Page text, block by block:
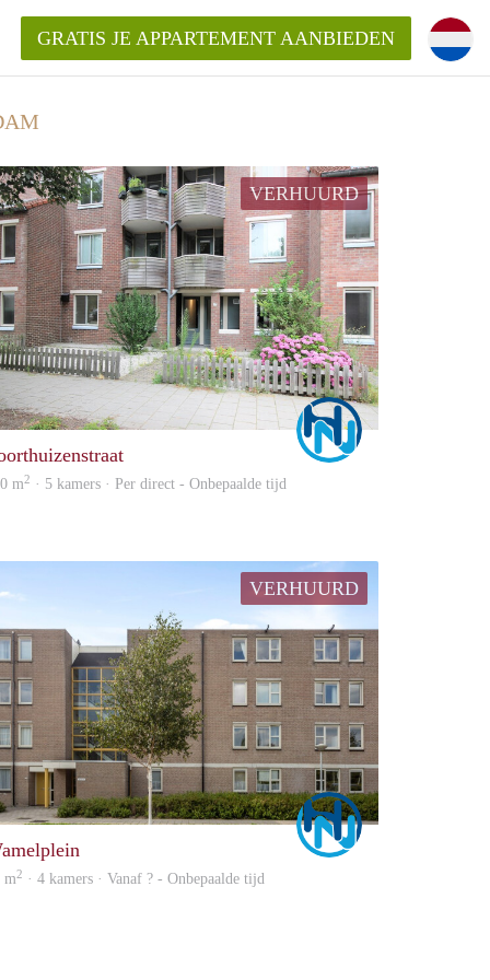
appartement in Amsterdam?
van een huur appartement?
in Amsterdam?
GRATIS JE APPARTEMENT AANBIEDEN
VERHUURD
Marco
m2 · 5 kamers · Per direct - Onbepaalde tijd
VERHUURD
Marco
m2 · 4 kamers · Vanaf ? - Onbepaalde tijd